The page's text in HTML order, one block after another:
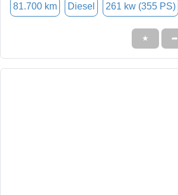
81.700 km Diesel 261 kw (355 PS)
★ ➦